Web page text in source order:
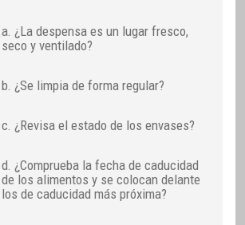
a. ¿La despensa es un lugar fresco,
seco y ventilado?
b. ¿Se limpia de forma regular?
c. ¿Revisa el estado de los envases?
d. ¿Comprueba la fecha de caducidad
de los alimentos y se colocan delante
los de caducidad más próxima?